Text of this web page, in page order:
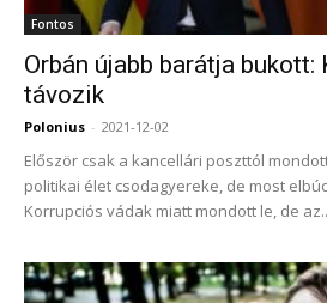
Fontos
Orbán újabb barátja bukott:
távozik
Polonius - 2021-12-02
Először csak a kancellári poszttól
politikai élet csodagyereke, de most
Korrupciós vádak miatt mondott le, de